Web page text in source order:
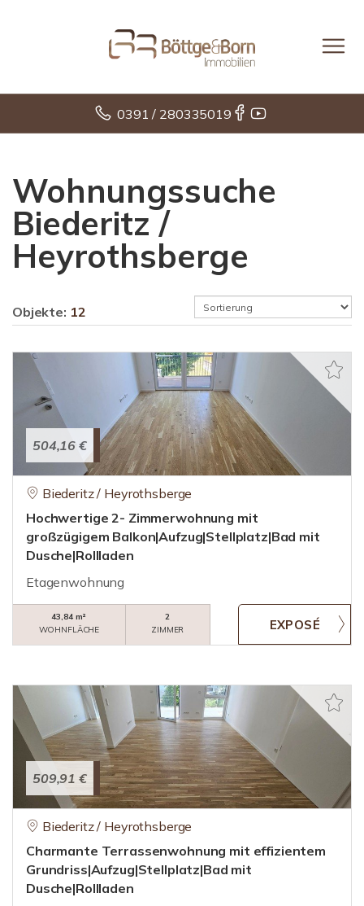
0391 / 280335019
Wohnungssuche
Biederitz /
Heyrothsberge
Objekte: 12
504,16 €
Biederitz / Heyrothsberge
Hochwertige 2- Zimmerwohnung mit
großzügigem Balkon|Aufzug|Stellplatz|Bad mit
Dusche|Rollladen
Etagenwohnung
43,84 m²
WOHNFLÄCHE
2
ZIMMER
509,91 €
Biederitz / Heyrothsberge
Charmante Terrassenwohnung mit effizientem
Grundriss|Aufzug|Stellplatz|Bad mit
Dusche|Rollladen